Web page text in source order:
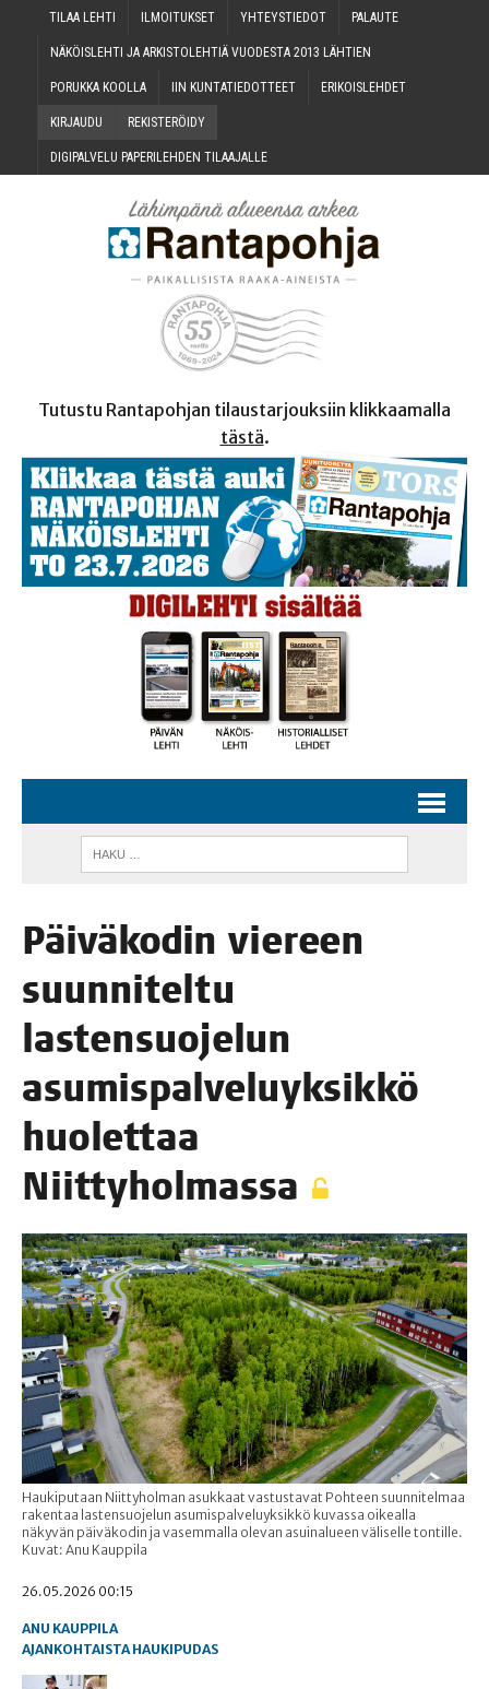
TILAA LEH­TI ILMOI­TUK­SET YHTEYS­TIE­DOT PALAU­TE
NÄKÖIS­LEH­TI JA ARKIS­TO­LEH­TIÄ VUO­DES­TA 2013 LÄHTIEN
PORUK­KA KOOLLA IIN KUN­TA­TIE­DOT­TEET ERI­KOIS­LEH­DET
KIR­JAU­DU REKIS­TE­RÖI­DY
DIGI­PAL­VE­LU PAPE­RI­LEH­DEN TILAAJALLE
Tutustu Rantapohjan tilaustarjouksiin klikkaamalla
tästä.
Päi­vä­ko­din vie­reen
suun­ni­tel­tu
las­ten­suo­je­lun
asu­mis­pal­ve­lu­yk­sik­kö
huo­let­taa
Niittyholmassa
Haukiputaan Niittyholman asukkaat vastustavat Pohteen suunnitelmaa
rakentaa lastensuojelun asumispalveluyksikkö kuvassa oikealla
näkyvän päiväkodin ja vasemmalla olevan asuinalueen väliselle tontille.
Kuvat: Anu Kauppila
26.05.2026 00:15
ANU KAUPPILA
AJANKOHTAISTA HAUKIPUDAS